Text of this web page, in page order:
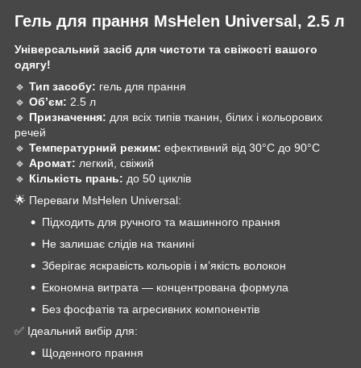
Гель для прання MsHelen Universal, 2.5 л
Універсальний засіб для чистоти та свіжості вашого
одягу!
🔹 Тип засобу: гель для прання
🔹 Обʼєм: 2.5 л
🔹 Призначення: для всіх типів тканин, білих і кольорових
речей
🔹 Температурний режим: ефективний від 30°C до 90°C
🔹 Аромат: легкий, свіжий
🔹 Кількість прань: до 50 циклів
🌟 Переваги MsHelen Universal:
Підходить для ручного та машинного прання
Не залишає слідів на тканині
Зберігає яскравість кольорів і мʼякість волокон
Економна витрата — концентрована формула
Без фосфатів та агресивних компонентів
✅ Ідеальний вибір для:
Щоденного прання